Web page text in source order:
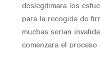
deslegitimara los
para la recogida de
muchas serían
comenzara el proceso